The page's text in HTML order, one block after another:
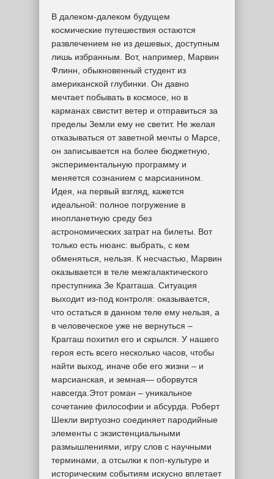
В далеком-далеком будущем
космические путешествия остаются
развлечением не из дешевых, доступным
лишь избранным. Вот, например, Марвин
Флинн, обыкновенный студент из
американской глубинки. Он давно
мечтает побывать в космосе, но в
карманах свистит ветер и отправиться за
пределы Земли ему не светит. Не желая
отказываться от заветной мечты о Марсе,
он записывается на более бюджетную,
экспериментальную программу и
меняется сознанием с марсианином.
Идея, на первый взгляд, кажется
идеальной: полное погружение в
инопланетную среду без
астрономических затрат на билеты. Вот
только есть нюанс: выбрать, с кем
обменяться, нельзя. К несчастью, Марвин
оказывается в теле межгалактического
преступника Зе Краггаша. Ситуация
выходит из-под контроля: оказывается,
что остаться в данном теле ему нельзя, а
в человеческое уже не вернуться –
Краггаш похитил его и скрылся. У нашего
героя есть всего несколько часов, чтобы
найти выход, иначе обе его жизни – и
марсианская, и земная— оборвутся
навсегда.Этот роман – уникальное
сочетание философии и абсурда. Роберт
Шекли виртуозно соединяет пародийные
элементы с экзистенциальными
размышлениями, игру слов с научными
терминами, а отсылки к поп-культуре и
историческим событиям искусно вплетает